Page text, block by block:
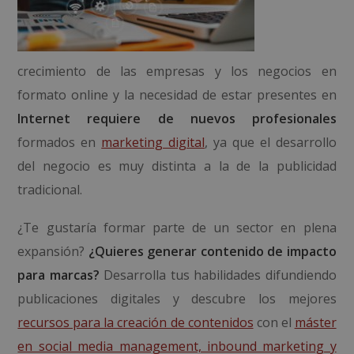
crecimiento de las empresas y los negocios en
formato online y la necesidad de estar presentes en
Internet requiere de nuevos profesionales
formados en marketing digital, ya que el desarrollo
del negocio es muy distinta a la de la publicidad
tradicional.
¿Te gustaría formar parte de un sector en plena
expansión? ¿Quieres generar contenido de impacto
para marcas? Desarrolla tus habilidades difundiendo
publicaciones digitales y descubre los mejores
recursos para la creación de contenidos con el máster
en social media management, inbound marketing y